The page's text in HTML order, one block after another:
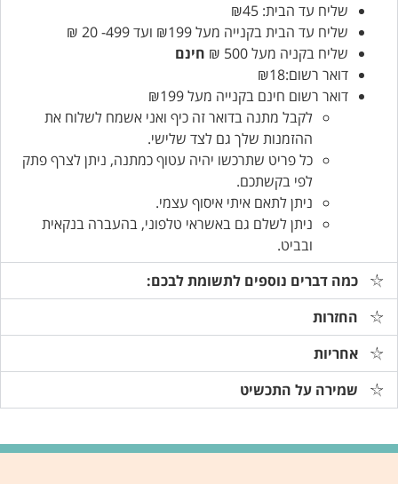
שליח עד הבית: ₪45
שליח עד הבית בקנייה מעל ₪199 ועד 499- 20 ₪
שליח בקניה מעל 500 ₪
חינם
דואר רשום:₪18
דואר רשום חינם בקנייה מעל ₪199
לקבל מתנה בדואר זה כיף ואני אשמח לשלוח את
ההזמנות שלך גם לצד שלישי.
כל פריט שתרכשו יהיה עטוף כמתנה, ניתן לצרף פתק
לפי בקשתכם.
ניתן לתאם איתי איסוף עצמי.
ניתן לשלם גם באשראי טלפוני, בהעברה בנקאית
ובביט.
כמה דברים נוספים לתשומת לבכם:
החזרות
אחריות
שמירה על התכשיט